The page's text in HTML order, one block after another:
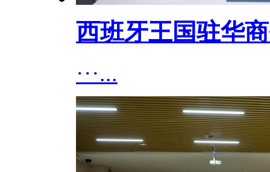
西班牙王国驻华
···...